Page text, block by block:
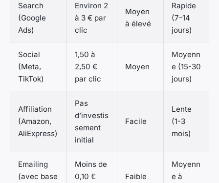
Search
(Google
Ads)
Environ 2
à 3 € par
clic
Moyen
à élevé
Rapide
(7-14
jours)
Social
(Meta,
TikTok)
1,50 à
2,50 €
par clic
Moyen
Moyenn
e (15-30
jours)
Affiliation
(Amazon,
AliExpress)
Pas
d’investis
sement
initial
Facile
Lente
(1-3
mois)
Emailing
(avec base
Moins de
0,10 €
Faible
Moyenn
e à